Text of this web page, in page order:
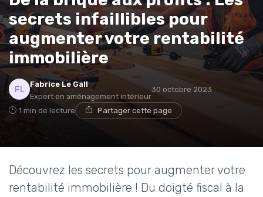
secrets infaillibles pour
augmenter votre rentabilité
immobilière
Fabrice Le Gall
Expert en aménagement intérieur
30 octobre 2023
1 min de lecture Partager cette page
Découvrez les secrets pour augmenter votre
rentabilité immobilière ! Du doigté fiscal à la